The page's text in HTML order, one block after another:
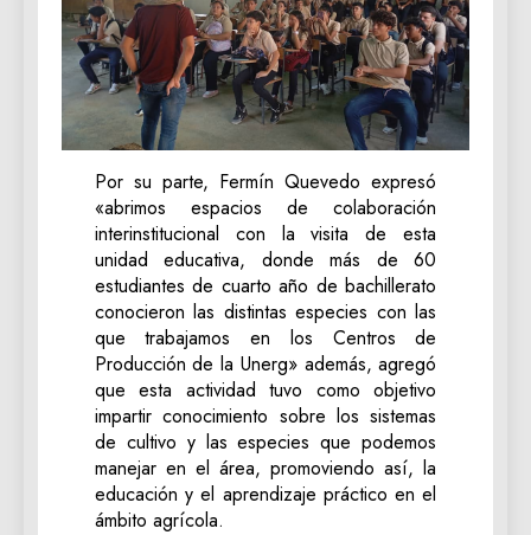
Por su parte, Fermín Quevedo expresó
«abrimos espacios de colaboración
interinstitucional con la visita de esta
unidad educativa, donde más de 60
estudiantes de cuarto año de bachillerato
conocieron las distintas especies con las
que trabajamos en los Centros de
Producción de la Unerg» además, agregó
que esta actividad tuvo como objetivo
impartir conocimiento sobre los sistemas
de cultivo y las especies que podemos
manejar en el área, promoviendo así, la
educación y el aprendizaje práctico en el
ámbito agrícola.